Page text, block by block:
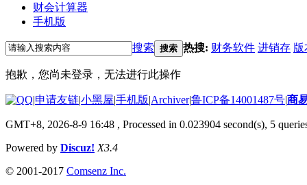
财会计算器
手机版
搜索 搜索 热搜: 财务软件 进销存 版
抱歉，您尚未登录，无法进行此操作
|申请友链|小黑屋|手机版|Archiver|鲁ICP备14001487号|商
GMT+8, 2026-8-9 16:48 , Processed in 0.023904 second(s), 5
Powered by Discuz! X3.4
© 2001-2017 Comsenz Inc.